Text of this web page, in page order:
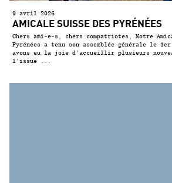
9 avril 2026
AMICALE SUISSE DES PYRÉNÉES
Chers ami-e-s, chers compatriotes, Notre
Pyrénées a tenu son assemblée générale le
avons eu la joie d’accueillir plusieurs
l’issue ...